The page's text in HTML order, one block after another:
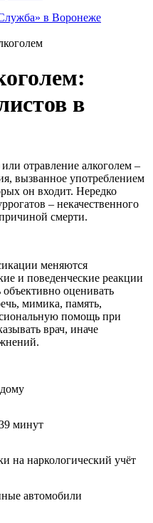
в Воронеже
в
отравление алкоголем –
вызванное употреблением
он входит. Нередко
– некачественного
смерти.
меняются
и поведенческие реакции
объективно оценивать
мимика, память,
помощь при
врач, иначе
дому
минут
на наркологический учёт
автомобили